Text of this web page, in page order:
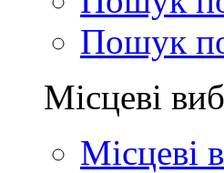
Пошук
Місцеві
Місцеві